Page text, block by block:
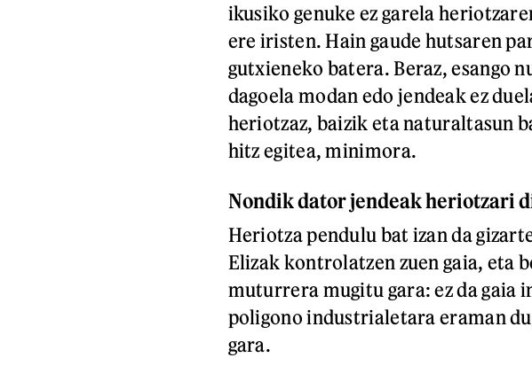
ikusiko genuke ez garela
ere iristen. Hain gaude hutsaren
gutxieneko batera. Beraz, esango
dagoela modan edo jendeak ez
heriotzaz, baizik eta naturaltasun
hitz egitea, minimora.
Nondik dator jendeak heriotzari
Heriotza pendulu bat izan da
Elizak kontrolatzen zuen gaia, eta
muturrera mugitu gara: ez da gaia
poligono industrialetara eraman
gara.